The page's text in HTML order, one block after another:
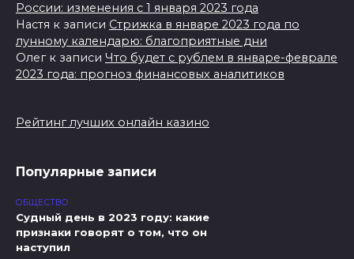
России: изменения с 1 января 2023 года
Настя к записи Стрижка в январе 2023 года по
лунному календарю: благоприятные дни
Олегк записи Что будет с рублем в январе-феврале
2023 года: прогноз финансовых аналитиков
Рейтинг лучших онлайн казино
Популярные записи
ОБЩЕСТВО
Судный день в 2023 году: какие
признаки говорят о том, что он
наступил